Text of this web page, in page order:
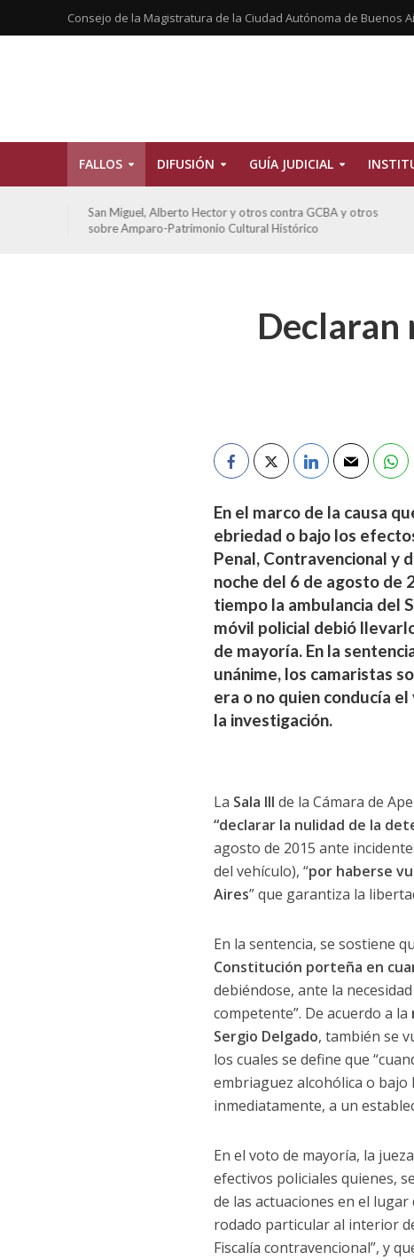
Consejo de la Magistratura de la Ciudad Autónoma de Buenos
FALLOS DIFUSIÓN GUÍA JUDICIAL
San Miguel, Alberto Hector y otros contra GCBA y otros
sobre Amparo-Patrimonio Cultural Histórico
Declaran
En el marco de la causa
ebriedad o bajo los
Penal, Contravencional y
noche del 6 de agosto de
tiempo la ambulancia del
móvil policial debió
de mayoría. En la
unánime, los camaristas
era o no quien conducía
la investigación.
La Sala III de la Cámara de
“declarar la nulidad de la
agosto de 2015 ante
del vehículo), “por haberse
Aires” que garantiza la
En la sentencia, se sostiene
Constitución porteña en
debiéndose, ante la
competente”. De acuerdo a la
Sergio Delgado, también se
los cuales se define que
embriaguez alcohólica o bajo
inmediatamente, a un
En el voto de mayoría, la
efectivos policiales quienes,
de las actuaciones en el
rodado particular al interior
Fiscalía contravencional”, y